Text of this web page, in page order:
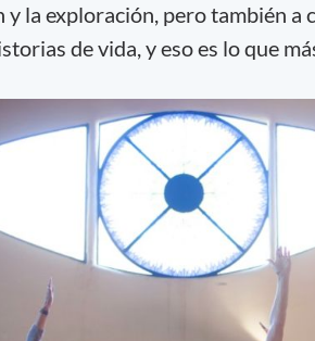
y la exploración, pero también a
de vida, y eso es lo que